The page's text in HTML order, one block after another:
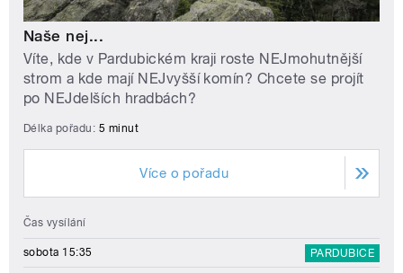
Naše nej...
Víte, kde v Pardubickém kraji roste NEJmohutnější
strom a kde mají NEJvyšší komín? Chcete se projít
po NEJdelších hradbách?
Délka pořadu: 5 minut
Více o pořadu
Čas vysílání
sobota 15:35 PARDUBICE